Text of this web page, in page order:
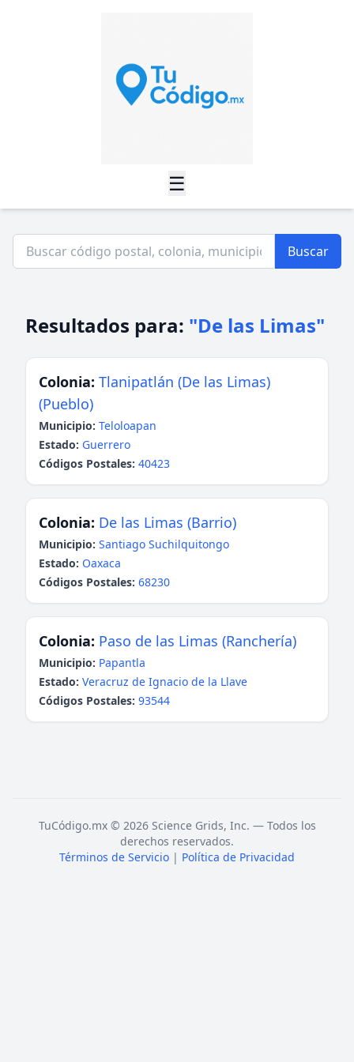
☰
Buscar
Resultados para: "De las Limas"
Colonia: Tlanipatlán (De las Limas)
(Pueblo)
Municipio: Teloloapan
Estado: Guerrero
Códigos Postales: 40423
Colonia: De las Limas (Barrio)
Municipio: Santiago Suchilquitongo
Estado: Oaxaca
Códigos Postales: 68230
Colonia: Paso de las Limas (Ranchería)
Municipio: Papantla
Estado: Veracruz de Ignacio de la Llave
Códigos Postales: 93544
TuCódigo.mx © 2026 Science Grids, Inc. — Todos los
derechos reservados.
Términos de Servicio | Política de Privacidad